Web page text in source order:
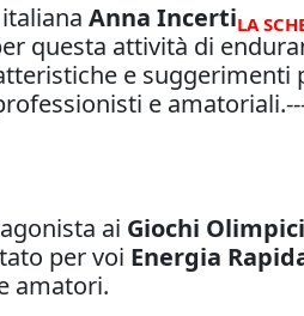
Anna IncertiLA
questa attività di
e suggerimenti
e
ai Giochi
per voi Energia
amatori.